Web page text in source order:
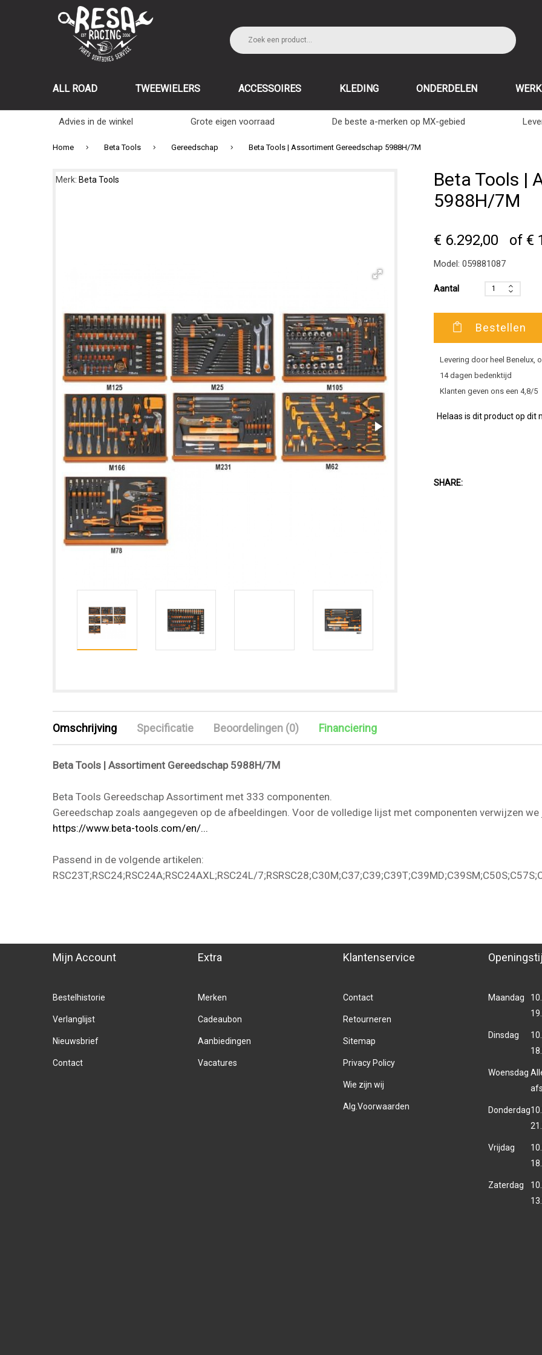
ALL ROAD TWEEWIELERS ACCESSOIRES KLEDING ONDERDELEN
Advies in de winkel Grote eigen voorraad De beste a-merken op MX-gebied
Home Beta Tools Gereedschap Beta Tools | Assortiment Gereedschap 5988H/7M
Merk: Beta Tools
Beta Tools |
5988H/7M
€ 6.292,00 of €
Model: 059881087
Aantal
Bestellen
Levering door heel Benelux,
14 dagen bedenktijd
Klanten geven ons een 4,8/5
Helaas is dit product op dit
SHARE:
Omschrijving Specificatie Beoordelingen (0) Financiering
Beta Tools | Assortiment Gereedschap 5988H/7M
Beta Tools Gereedschap Assortiment met 333 componenten.
Gereedschap zoals aangegeven op de afbeeldingen. Voor de volledige lijst met componenten verwijzen
https://www.beta-tools.com/en/...
Passend in de volgende artikelen:
RSC23T;RSC24;RSC24A;RSC24AXL;RSC24L/
Mijn Account
Bestelhistorie
Verlanglijst
Nieuwsbrief
Contact
Extra
Merken
Cadeaubon
Aanbiedingen
Vacatures
Klantenservice
Contact
Retourneren
Sitemap
Privacy Policy
Wie zijn wij
Alg.Voorwaarden
Maandag
Dinsdag
Woensdag
Donderdag
Vrijdag
Zaterdag